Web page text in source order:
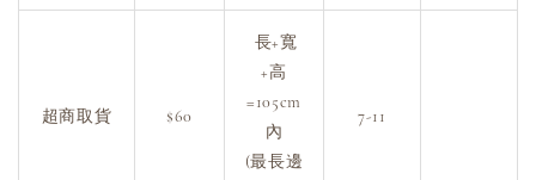
超商取貨 $60
長+寬
+高
=105cm
內
(最長邊
7-11